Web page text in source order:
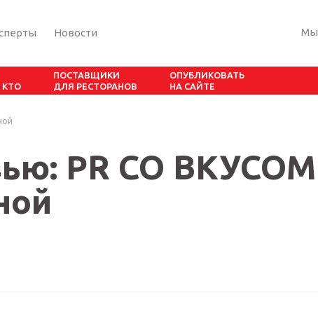
Новости
КТО
ПОСТАВЩИКИ
ДЛЯ РЕСТОРАНОВ
ОПУБЛИКОВАТЬ
НА САЙТЕ
PR СО